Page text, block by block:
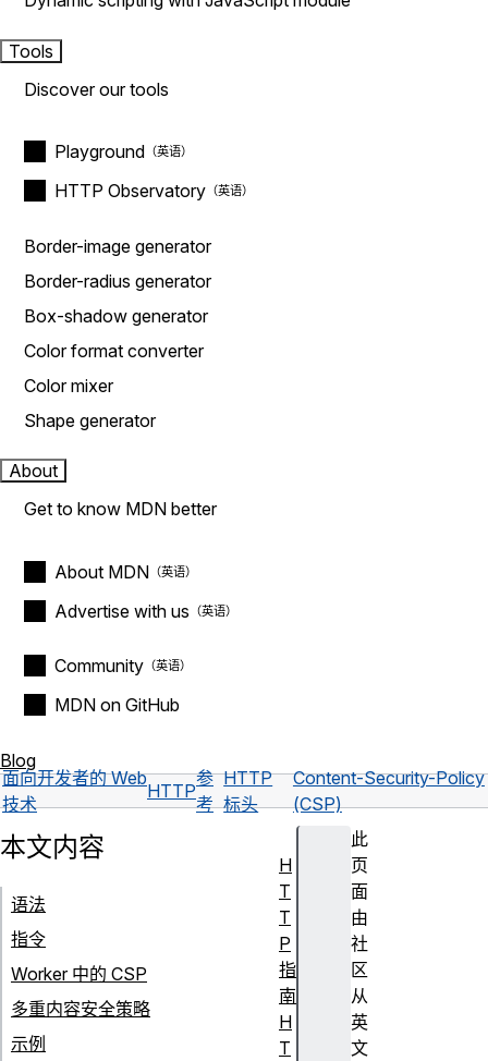
Tools
Discover our tools
Playground
HTTP Observatory
Border-image generator
Border-radius generator
Box-shadow generator
Color format converter
Color mixer
Shape generator
About
Get to know MDN better
About MDN
Advertise with us
Community
MDN on GitHub
Blog
面向开发者的 Web
技术
HTTP
参
考
HTTP
标头
Content-Security-Policy
(CSP)
此
页
面
由
社
区
从
英
文
本文内容
语法
指令
Worker 中的 CSP
多重内容安全策略
示例
H
T
T
P
指
南
H
T